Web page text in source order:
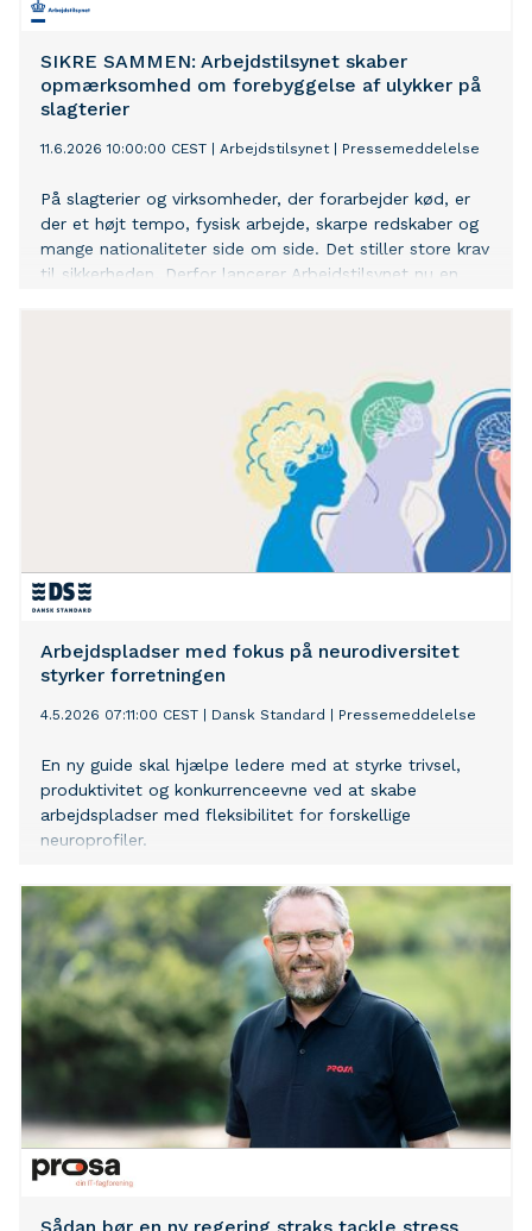
SIKRE SAMMEN: Arbejdstilsynet skaber
opmærksomhed om forebyggelse af ulykker på
slagterier
11.6.2026 10:00:00 CEST Arbejdstilsynet| Pressemeddelelse
På slagterier og virksomheder, der forarbejder kød, er
der et højt tempo, fysisk arbejde, skarpe redskaber og
mange nationaliteter side om side. Det stiller store krav
til sikkerheden. Derfor lancerer Arbejdstilsynet nu en
Arbejdspladser med fokus på neurodiversitet
styrker forretningen
4.5.2026 07:11:00 CEST Dansk Standard Pressemeddelelse
En ny guide skal hjælpe ledere med at styrke trivsel,
produktivitet og konkurrenceevne ved at skabe
arbejdspladser med fleksibilitet for forskellige
neuroprofiler.